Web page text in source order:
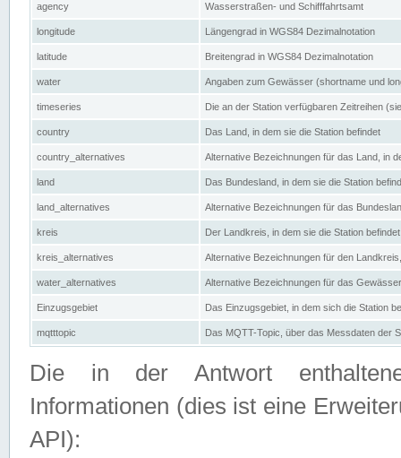
agency Wasserstraßen- und Schifffahrtsamt
longitude Längengrad in WGS84 Dezimalnotation
latitude Breitengrad in WGS84 Dezimalnotation
water Angaben zum Gewässer (shortname und
timeseries Die an der Station verfügbaren Zeitreihen
country Das Land, in dem sie die Station befindet
country_alternatives Alternative Bezeichnungen für das Land, in
land Das Bundesland, in dem sie die Station
land_alternatives Alternative Bezeichnungen für das
kreis Der Landkreis, in dem sie die Station befindet
kreis_alternatives Alternative Bezeichnungen für den
water_alternatives Alternative Bezeichnungen für das
Einzugsgebiet Das Einzugsgebiet, in dem sich die Station
mqtttopic Das MQTT-Topic, über das Messdaten der
Die in der Antwort
Informationen (dies ist eine
API):